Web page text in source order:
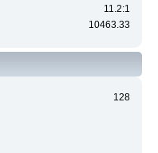
11.2:1
10463.33
128